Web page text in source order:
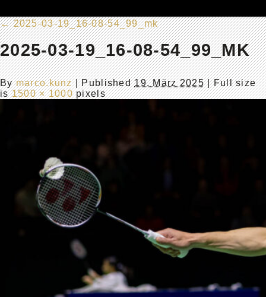
←2025-03-19_16-08-54_99_mk
2025-03-19_16-08-54_99_MK
Bymarco.kunz |Published19. März 2025| Full size
is1500 × 1000pixels